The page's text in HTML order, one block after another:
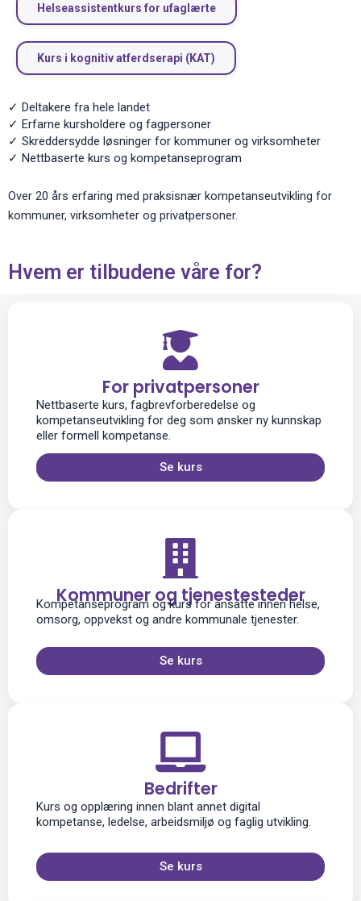
Helseassistentkurs for ufaglærte
Kurs i kognitiv atferdserapi (KAT)
✓ Deltakere fra hele landet
✓ Erfarne kursholdere og fagpersoner
✓ Skreddersydde løsninger for kommuner og virksomheter
✓ Nettbaserte kurs og kompetanseprogram
Over 20 års erfaring med praksisnær kompetanseutvikling for
kommuner, virksomheter og privatpersoner.
Hvem er tilbudene våre for?
For privatpersoner
Nettbaserte kurs, fagbrevforberedelse og
kompetanseutvikling for deg som ønsker ny kunnskap
eller formell kompetanse.
Se kurs
Kommuner og tjenestesteder
Kompetanseprogram og kurs for ansatte innen helse,
omsorg, oppvekst og andre kommunale tjenester.
Se kurs
Bedrifter
Kurs og opplæring innen blant annet digital
kompetanse, ledelse, arbeidsmiljø og faglig utvikling.
Se kurs